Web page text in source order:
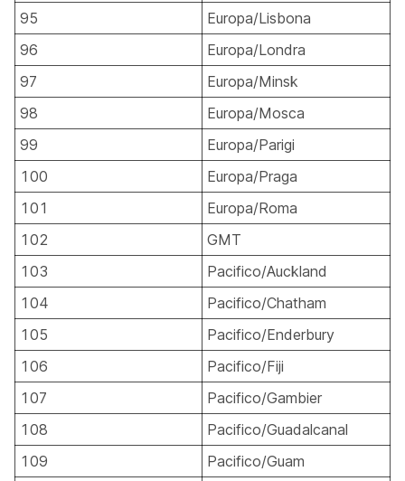
95
Europa/Lisbona
96
Europa/Londra
97
Europa/Minsk
98
Europa/Mosca
99
Europa/Parigi
100
Europa/Praga
101
Europa/Roma
102
GMT
103
Pacifico/Auckland
104
Pacifico/Chatham
105
Pacifico/Enderbury
106
Pacifico/Fiji
107
Pacifico/Gambier
108
Pacifico/Guadalcanal
109
Pacifico/Guam